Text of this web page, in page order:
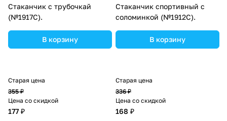
Стаканчик с трубочкай
(№1917С).
В корзину
Стаканчик спортивный с
соломинкой (№1912С).
В корзину
Старая цена
355 ₽
Цена со скидкой
177 ₽
Старая цена
336 ₽
Цена со скидкой
168 ₽